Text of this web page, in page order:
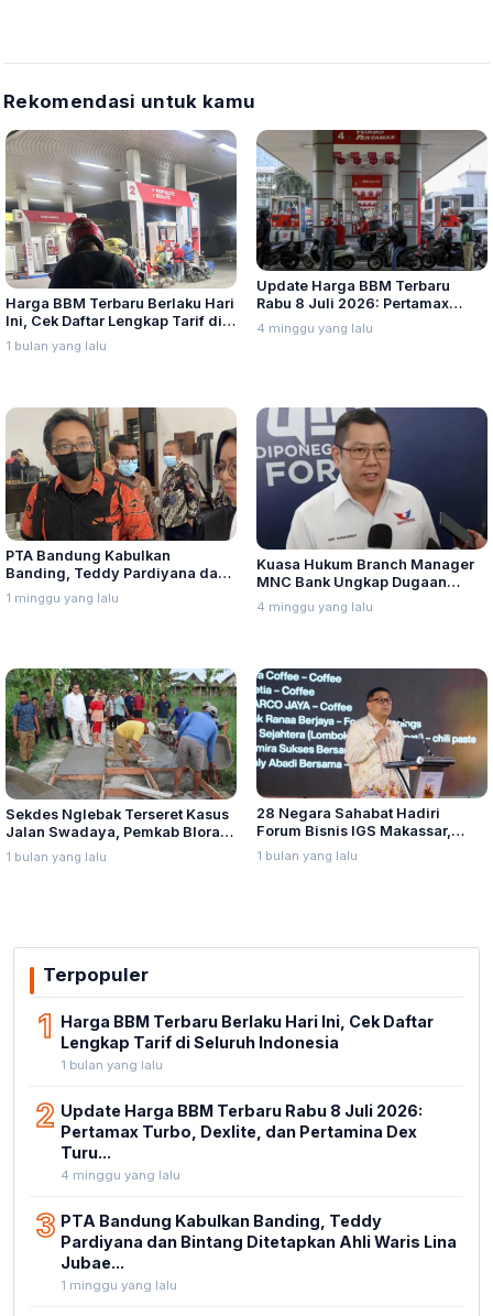
Rekomendasi untuk kamu
Harga BBM Terbaru Berlaku Hari
Ini, Cek Daftar Lengkap Tarif di
Seluruh Indonesia
1 bulan yang lalu
Update Harga BBM Terbaru
Rabu 8 Juli 2026: Pertamax
Turbo, Dexlite, dan Pertamina
Dex Turun
4 minggu yang lalu
PTA Bandung Kabulkan
Banding, Teddy Pardiyana dan
Bintang Ditetapkan Ahli Waris
Lina Jubaedah
1 minggu yang lalu
Kuasa Hukum Branch Manager
MNC Bank Ungkap Dugaan
Penganiayaan oleh Hary Tanoe
di MNC Towe
4 minggu yang lalu
Sekdes Nglebak Terseret Kasus
Jalan Swadaya, Pemkab Blora
Sebut Pendampingan Hukum
Bukan Kewenangannya
1 bulan yang lalu
28 Negara Sahabat Hadiri
Forum Bisnis IGS Makassar,
Munafri Tawarkan Investasi
Stadion Untia
1 bulan yang lalu
Terpopuler
1 Harga BBM Terbaru Berlaku Hari Ini, Cek Daftar
Lengkap Tarif di Seluruh Indonesia
1 bulan yang lalu
2 Update Harga BBM Terbaru Rabu 8 Juli 2026:
Pertamax Turbo, Dexlite, dan Pertamina Dex
Turu...
4 minggu yang lalu
3 PTA Bandung Kabulkan Banding, Teddy
Pardiyana dan Bintang Ditetapkan Ahli Waris Lina
Jubae...
1 minggu yang lalu